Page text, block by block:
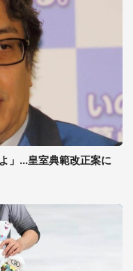
」...皇室典範改正案に